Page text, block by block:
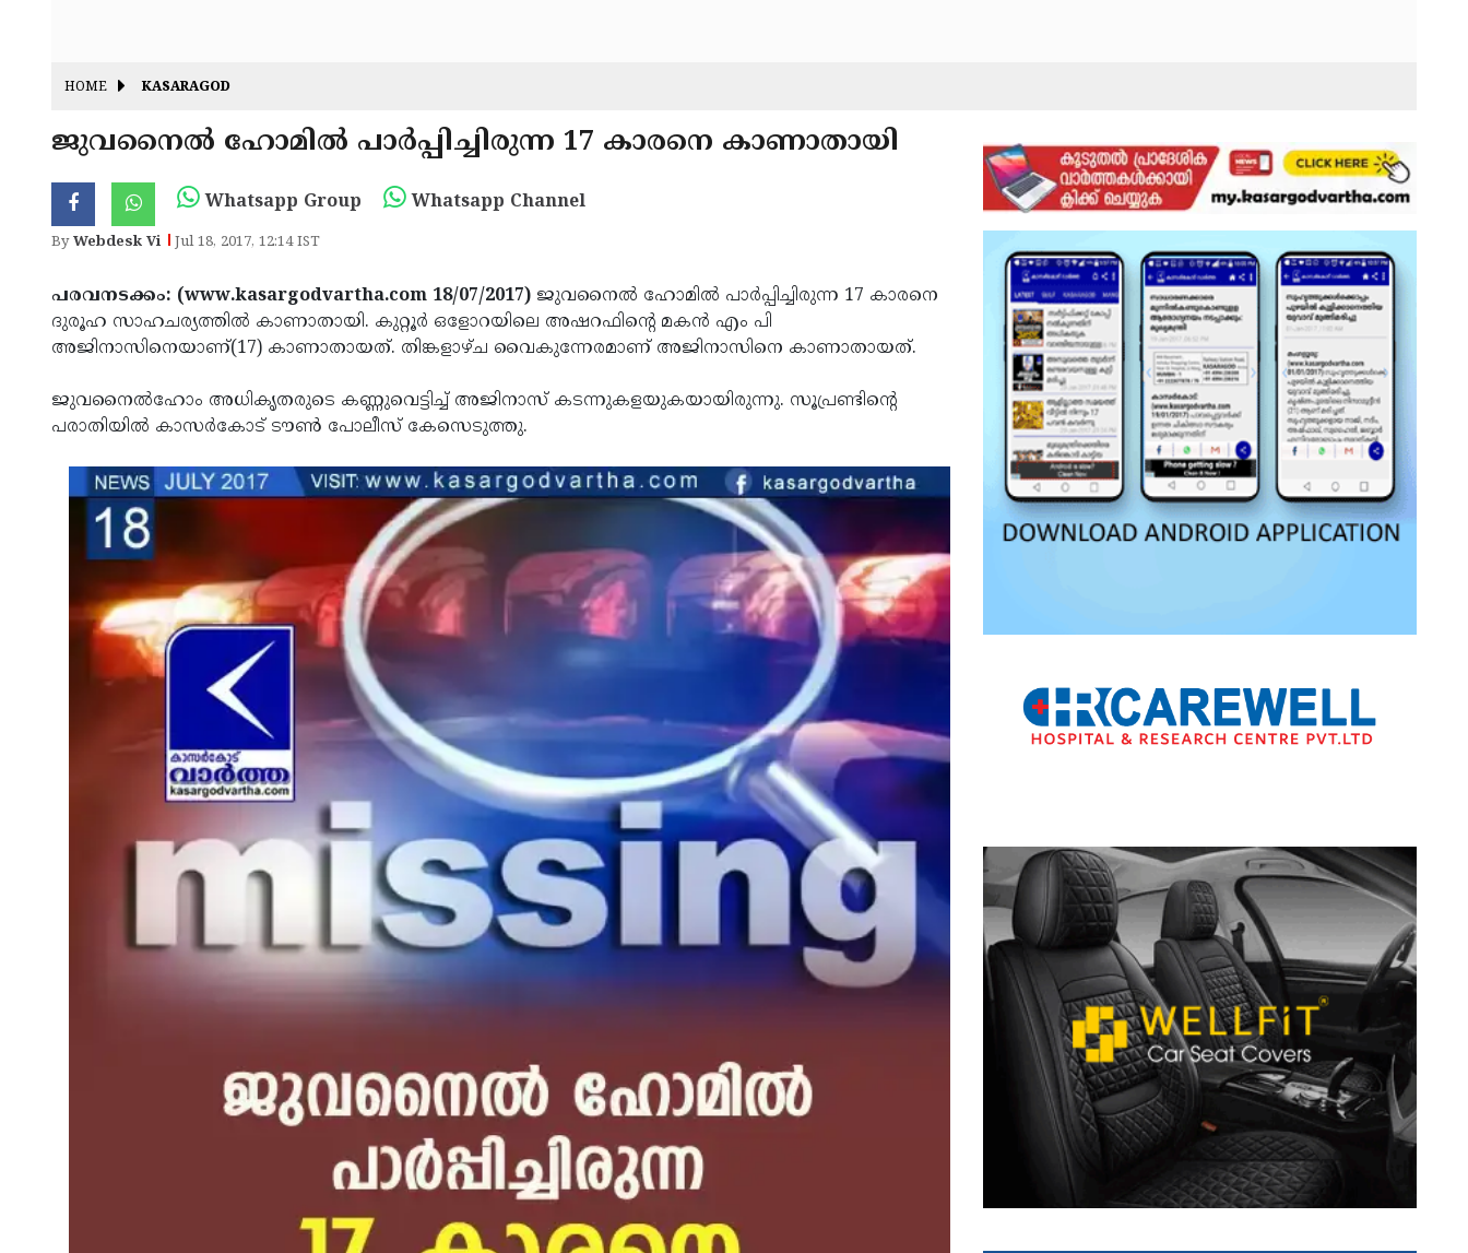
HOME KASARAGOD
ജുവനൈല്‍ ഹോമില്‍ പാര്‍പ്പിച്ചിരുന്ന 17 കാരനെ കാണാതായി
Whatsapp Group Whatsapp Channel
ByWebdesk Vi Jul 18, 2017, 12:14 IST
പരവനടക്കം: (www.kasargodvartha.com 18/07/2017) ജുവനൈല്‍ ഹോമില്‍ പാര്‍പ്പിച്ചിരുന്ന 17 കാരനെ
ദുരൂഹ സാഹചര്യത്തില്‍ കാണാതായി. കുറ്റൂര്‍ ഒളോറയിലെ അഷറഫിന്റെ മകന്‍ എം പി
അജിനാസിനെയാണ്(17) കാണാതായത്. തിങ്കളാഴ്ച വൈകുന്നേരമാണ് അജിനാസിനെ കാണാതായത്.
ജുവനൈല്‍ഹോം അധികൃതരുടെ കണ്ണുവെട്ടിച്ച് അജിനാസ് കടന്നുകളയുകയായിരുന്നു. സൂപ്രണ്ടിന്റെ
പരാതിയില്‍ കാസര്‍കോട് ടൗണ്‍ പോലീസ് കേസെടുത്തു.